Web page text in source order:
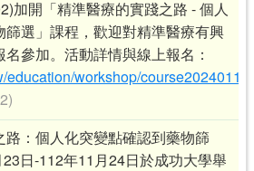
加開「精準醫療的實踐之路 - 個人
選」課程，歡迎對精準醫療有興
參加。活動詳情與線上報名：
education/workshop/
路：個人化突變點確認到藥物篩
日-112年11月24日於成功大學舉